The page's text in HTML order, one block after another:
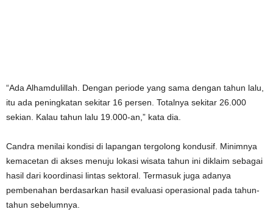
“Ada Alhamdulillah. Dengan periode yang sama dengan tahun lalu,
itu ada peningkatan sekitar 16 persen. Totalnya sekitar 26.000
sekian. Kalau tahun lalu 19.000-an,” kata dia.
Candra menilai kondisi di lapangan tergolong kondusif. Minimnya
kemacetan di akses menuju lokasi wisata tahun ini diklaim sebagai
hasil dari koordinasi lintas sektoral. Termasuk juga adanya
pembenahan berdasarkan hasil evaluasi operasional pada tahun-
tahun sebelumnya.